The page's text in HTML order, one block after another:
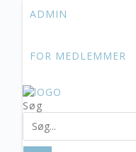
ADMIN
FOR MEDLEMMER
Søg